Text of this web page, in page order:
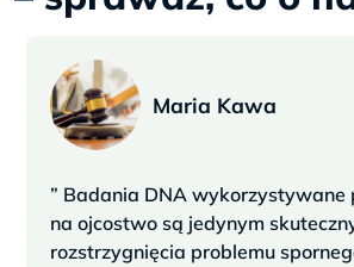
Maria Kawa
” Badania DNA wykorzystywane
na ojcostwo są jedynym
rozstrzygnięcia problemu